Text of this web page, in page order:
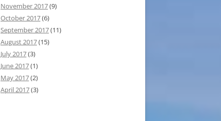
November 2017(9)
October 2017(6)
September 2017(11)
August 2017(15)
July 2017(3)
June 2017(1)
May 2017(2)
April 2017(3)